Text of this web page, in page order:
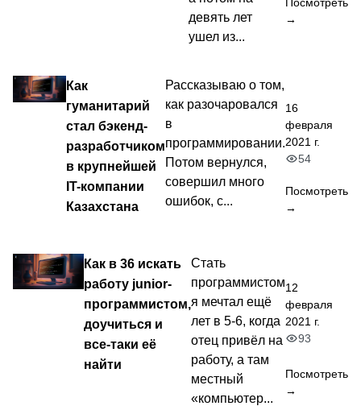
девять лет
ушел из...
Посмотреть
→
Как
гуманитарий
стал бэкенд-
разработчиком
в крупнейшей
IT-компании
Казахстана
Рассказываю о том,
как разочаровался
в
программировании.
Потом вернулся,
совершил много
ошибок, с...
16
февраля
2021 г.
54
Посмотреть
→
Как в 36 искать
работу junior-
программистом,
доучиться и
все-таки её
найти
Стать
программистом
я мечтал ещё
лет в 5-6, когда
отец привёл на
работу, а там
местный
«компьютер...
12
февраля
2021 г.
93
Посмотреть
→